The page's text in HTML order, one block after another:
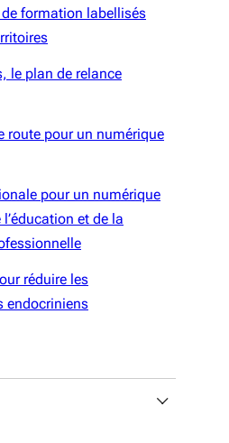
formation labellisés
le plan de relance
route pour un numérique
pour un numérique
et de la
réduire les
endocriniens